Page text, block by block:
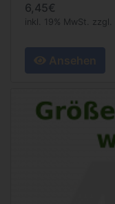
6,45€
inkl. 19% MwSt. zzgl.
Ansehen